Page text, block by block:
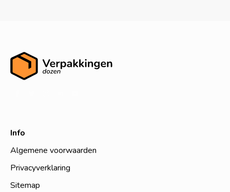
Info
Algemene voorwaarden
Privacyverklaring
Sitemap